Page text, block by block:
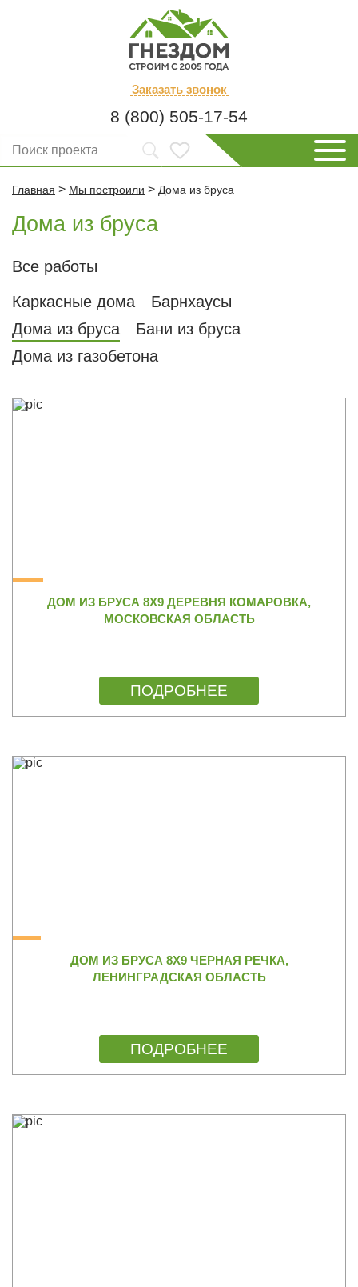
Заказать звонок
8 (800) 505-17-54
Главная > Мы построили > Дома из бруса
Дома из бруса
Все работы
Каркасные дома
Барнхаусы
Дома из бруса
Бани из бруса
Дома из газобетона
ДОМ ИЗ БРУСА 8Х9 ДЕРЕВНЯ КОМАРОВКА,
МОСКОВСКАЯ ОБЛАСТЬ
ПОДРОБНЕЕ
ДОМ ИЗ БРУСА 8Х9 ЧЕРНАЯ РЕЧКА,
ЛЕНИНГРАДСКАЯ ОБЛАСТЬ
ПОДРОБНЕЕ